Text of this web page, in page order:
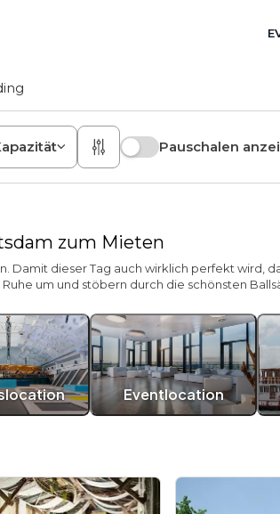
Pauschalen
zum Mieten
Damit dieser Tag auch wirklich perfekt wird,
um und stöbern durch die schönsten
Eventlocation